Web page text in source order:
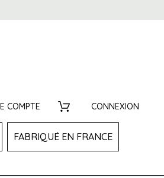
CONNEXION
COMPTE
FABRIQUÉ EN FRANCE